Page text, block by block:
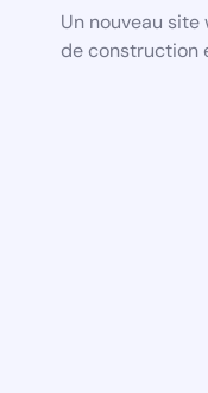
Un nouveau site
de construction